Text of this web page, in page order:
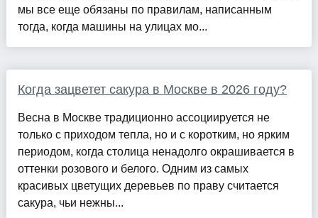
мы все еще обязаны по правилам, написанным
тогда, когда машины на улицах мо...
Когда зацветет сакура в Москве в 2026 году?
Весна в Москве традиционно ассоциируется не
только с приходом тепла, но и с коротким, но ярким
периодом, когда столица ненадолго окрашивается в
оттенки розового и белого. Одним из самых
красивых цветущих деревьев по праву считается
сакура, чьи нежны...